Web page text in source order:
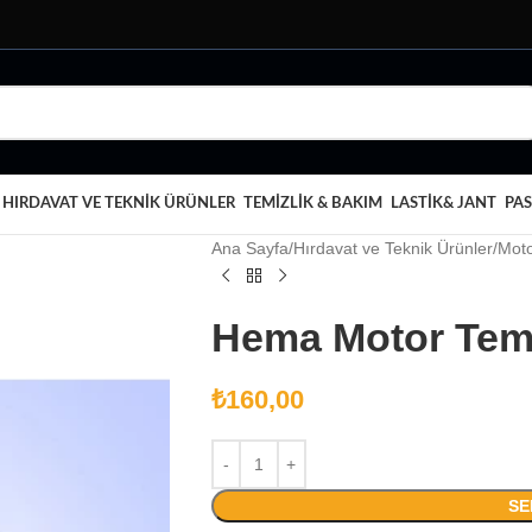
HIRDAVAT VE TEKNIK ÜRÜNLER TEMIZLIK & BAKIM LASTIK& JANT
Ana Sayfa Hırdavat ve Teknik Ürünler
Hema Motor
₺160,00